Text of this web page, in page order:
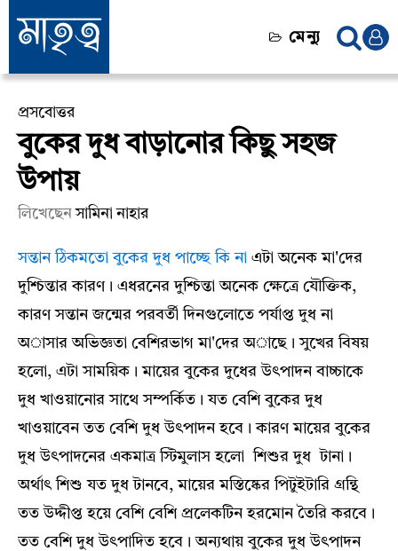
মেন্যু
প্রসবোত্তর
বুকের দুধ বাড়ানোর কিছু সহজ
উপায়
লিখেছেনসামিনা নাহার
সন্তান ঠিকমতো বুকের দুধ পাচ্ছে কি না এটা অনেক মা'দের
দুশ্চিন্তার কারণ। এধরনের দুশ্চিন্তা অনেক ক্ষেত্রে যৌক্তিক,
কারণ সন্তান জন্মের পরবর্তী দিনগুলোতে পর্যাপ্ত দুধ না
অাসার অভিজ্ঞতা বেশিরভাগ মা'দের অাছে। সুখের বিষয়
হলো, এটা সাময়িক। মায়ের বুকের দুধের উৎপাদন বাচ্চাকে
দুধ খাওয়ানোর সাথে সম্পর্কিত। যত বেশি বুকের দুধ
খাওয়াবেন তত বেশি দুধ উৎপাদন হবে। কারণ মায়ের বুকের
দুধ উৎপাদনের একমাত্র স্টিমুলাস হলো শিশুর দুধ টানা।
অর্থাৎ শিশু যত দুধ টানবে, মায়ের মস্তিষ্কের পিটুইটারি গ্রন্থি
তত উদ্দীপ্ত হয়ে বেশি বেশি প্রলেকটিন হরমোন তৈরি করবে।
তত বেশি দুধ উৎপাদিত হবে। অন্যথায় বুকের দুধ উৎপাদন